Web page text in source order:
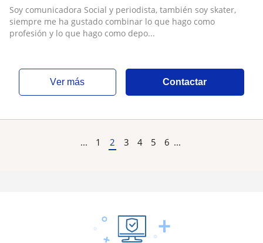
Soy comunicadora Social y periodista, también soy skater,
siempre me ha gustado combinar lo que hago como
profesión y lo que hago como depo...
ver más Contactar
... 1 2 3 4 5 6 ...